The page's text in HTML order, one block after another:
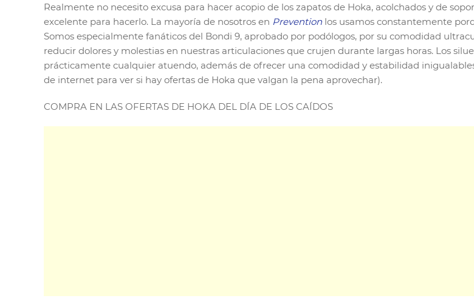
Realmente no necesito excusa para hacer acopio de los zapatos de Hoka, acolchados y de
excelente para hacerlo. La mayoría de nosotros en Prevention los usamos constantemente
Somos especialmente fanáticos del Bondi 9, aprobado por podólogos, por su comodidad
reducir dolores y molestias en nuestras articulaciones que crujen durante largas horas. Los
prácticamente cualquier atuendo, además de ofrecer una comodidad y estabilidad
de internet para ver si hay ofertas de Hoka que valgan la pena aprovechar).
COMPRA EN LAS OFERTAS DE HOKA DEL DÍA DE LOS CAÍDOS